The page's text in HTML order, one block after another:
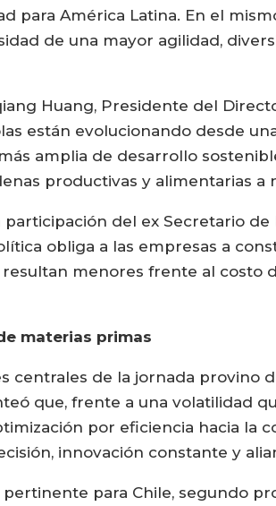
para América Latina. En el
de una mayor agilidad,
Huang, Presidente del
están evolucionando desde
amplia de desarrollo
productivas y alimentarias a
del ex Secretario
obliga a las empresas a
menores frente al costo
materias primas
centrales de la jornada provino
que, frente a una volatilidad
por eficiencia hacia la
innovación constante y
para Chile, segundo